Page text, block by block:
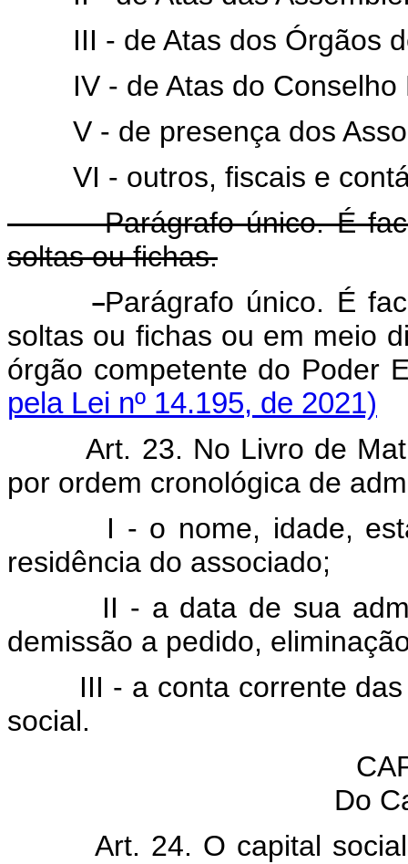
III - de Atas dos Órgãos
IV - de Atas do Conselho
V - de presença dos
VI - outros, fiscais e
Parágrafo único. É
soltas ou fichas.
Parágrafo único. É
soltas ou fichas ou em meio
órgão competente do
pela Lei nº 14.195, de 2021)
Art. 23. No Livro de
por ordem cronológica de
I - o nome, idade,
residência do associado;
II - a data de sua
demissão a pedido,
III - a conta corrente das
social.
Do
Art. 24. O capital